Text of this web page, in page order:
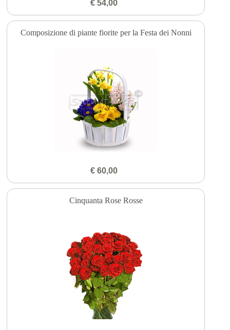
€ 54,00
Composizione di piante fiorite per la Festa dei Nonni
€ 60,00
Cinquanta Rose Rosse